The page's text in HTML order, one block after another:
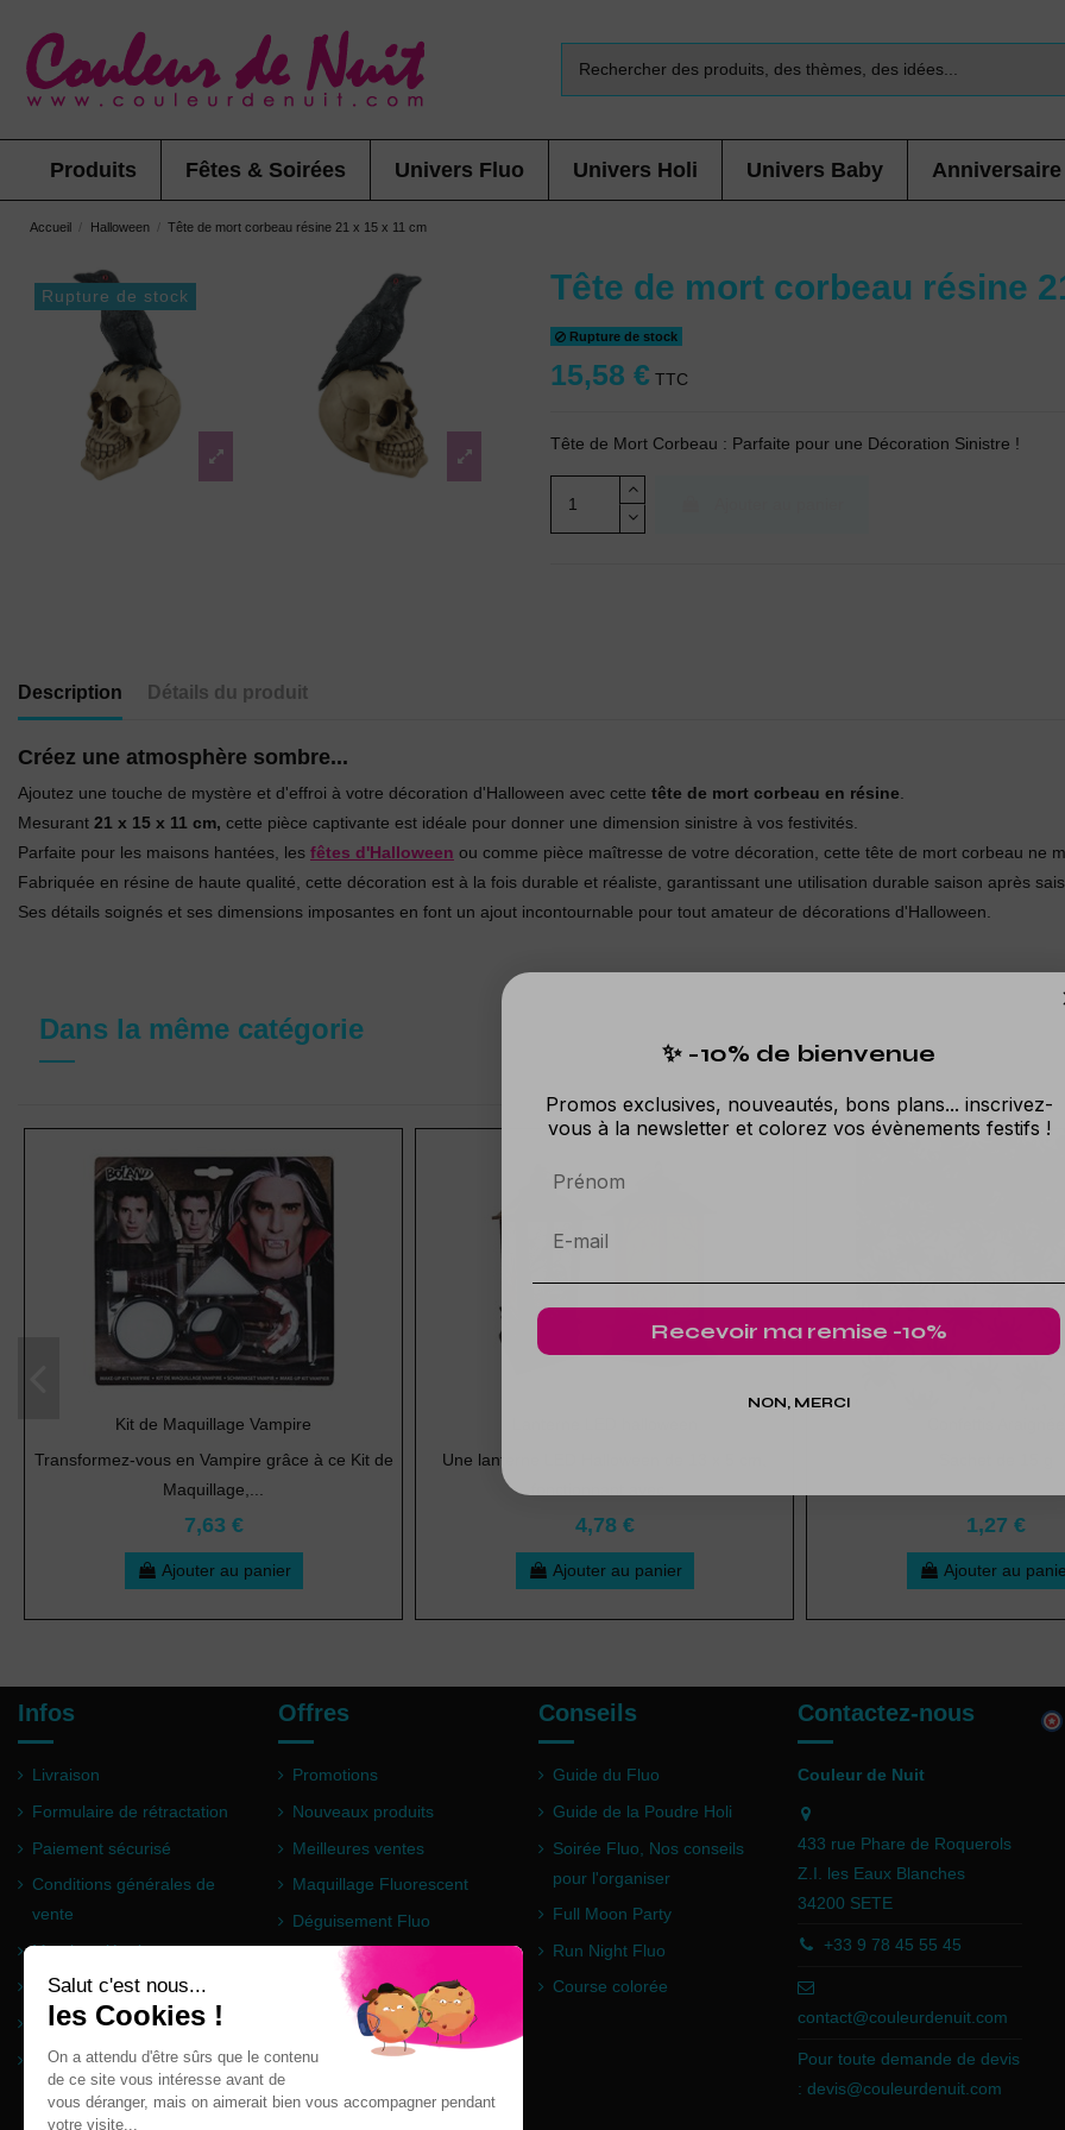
Produits Fêtes & Soirées Univers Fluo Univers Holi Univers Baby Anniversaire
Accueil Halloween Tête de mort corbeau résine 21 x 15 x 11 cm
Rupture de stock Tête de mort corbeau résine
Rupture de stock
15,58 € TTC
Tête de Mort Corbeau : Parfaite pour une Décoration Sinistre !
Description Détails du produit
Créez une atmosphère sombre...
Ajoutez une touche de mystère et d'effroi à votre décoration d'Halloween avec cette tête de mort corbeau en résine
Mesurant 21 x 15 x 11 cm, cette pièce captivante est idéale pour donner une dimension sinistre à vos festivités.
Parfaite pour les maisons hantées, les fêtes d'Halloween ou comme pièce maîtresse de votre décoration, cette tête de mort corbeau ne
Fabriquée en résine de haute qualité, cette décoration est à la fois durable et réaliste, garantissant une utilisation durable saison après
Ses détails soignés et ses dimensions imposantes en font un ajout incontournable pour tout amateur de décorations d'Halloween.
Dans la même catégorie
Kit de Maquillage Vampire
Transformez-vous en Vampire grâce à ce Kit de
Maquillage,...
7,63 €
Ajouter au panier
Une lanterne LED Halloween de 13 x 5 cm,
4,78 €
Ajouter au panier
1,27 €
Ajouter au
Infos
Livraison
Formulaire de rétractation
Paiement sécurisé
Conditions générales de
vente
Mentions légales
Questions fréquentes
Partenaires
Plan du site
Offres
Promotions
Nouveaux produits
Meilleures ventes
Maquillage Fluorescent
Déguisement Fluo
Poudre Holi
Conseils
Guide du Fluo
Guide de la Poudre Holi
Soirée Fluo, Nos conseils
pour l'organiser
Full Moon Party
Run Night Fluo
Course colorée
Contactez-nous
Couleur de Nuit
433 rue Phare de Roquerols
Z.I. les Eaux Blanches
34200 SETE
+33 9 78 45 55 45
contact@couleurdenuit.com
Pour toute demande de devis
:devis@couleurdenuit.com
✨ -10% de bienvenue
Promos exclusives, nouveautés, bons plans... inscrivez-
vous à la newsletter et colorez vos évènements festifs !
Prénom
Recevoir ma remise -10%
NON, MERCI